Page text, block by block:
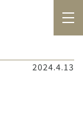
2024.4.13